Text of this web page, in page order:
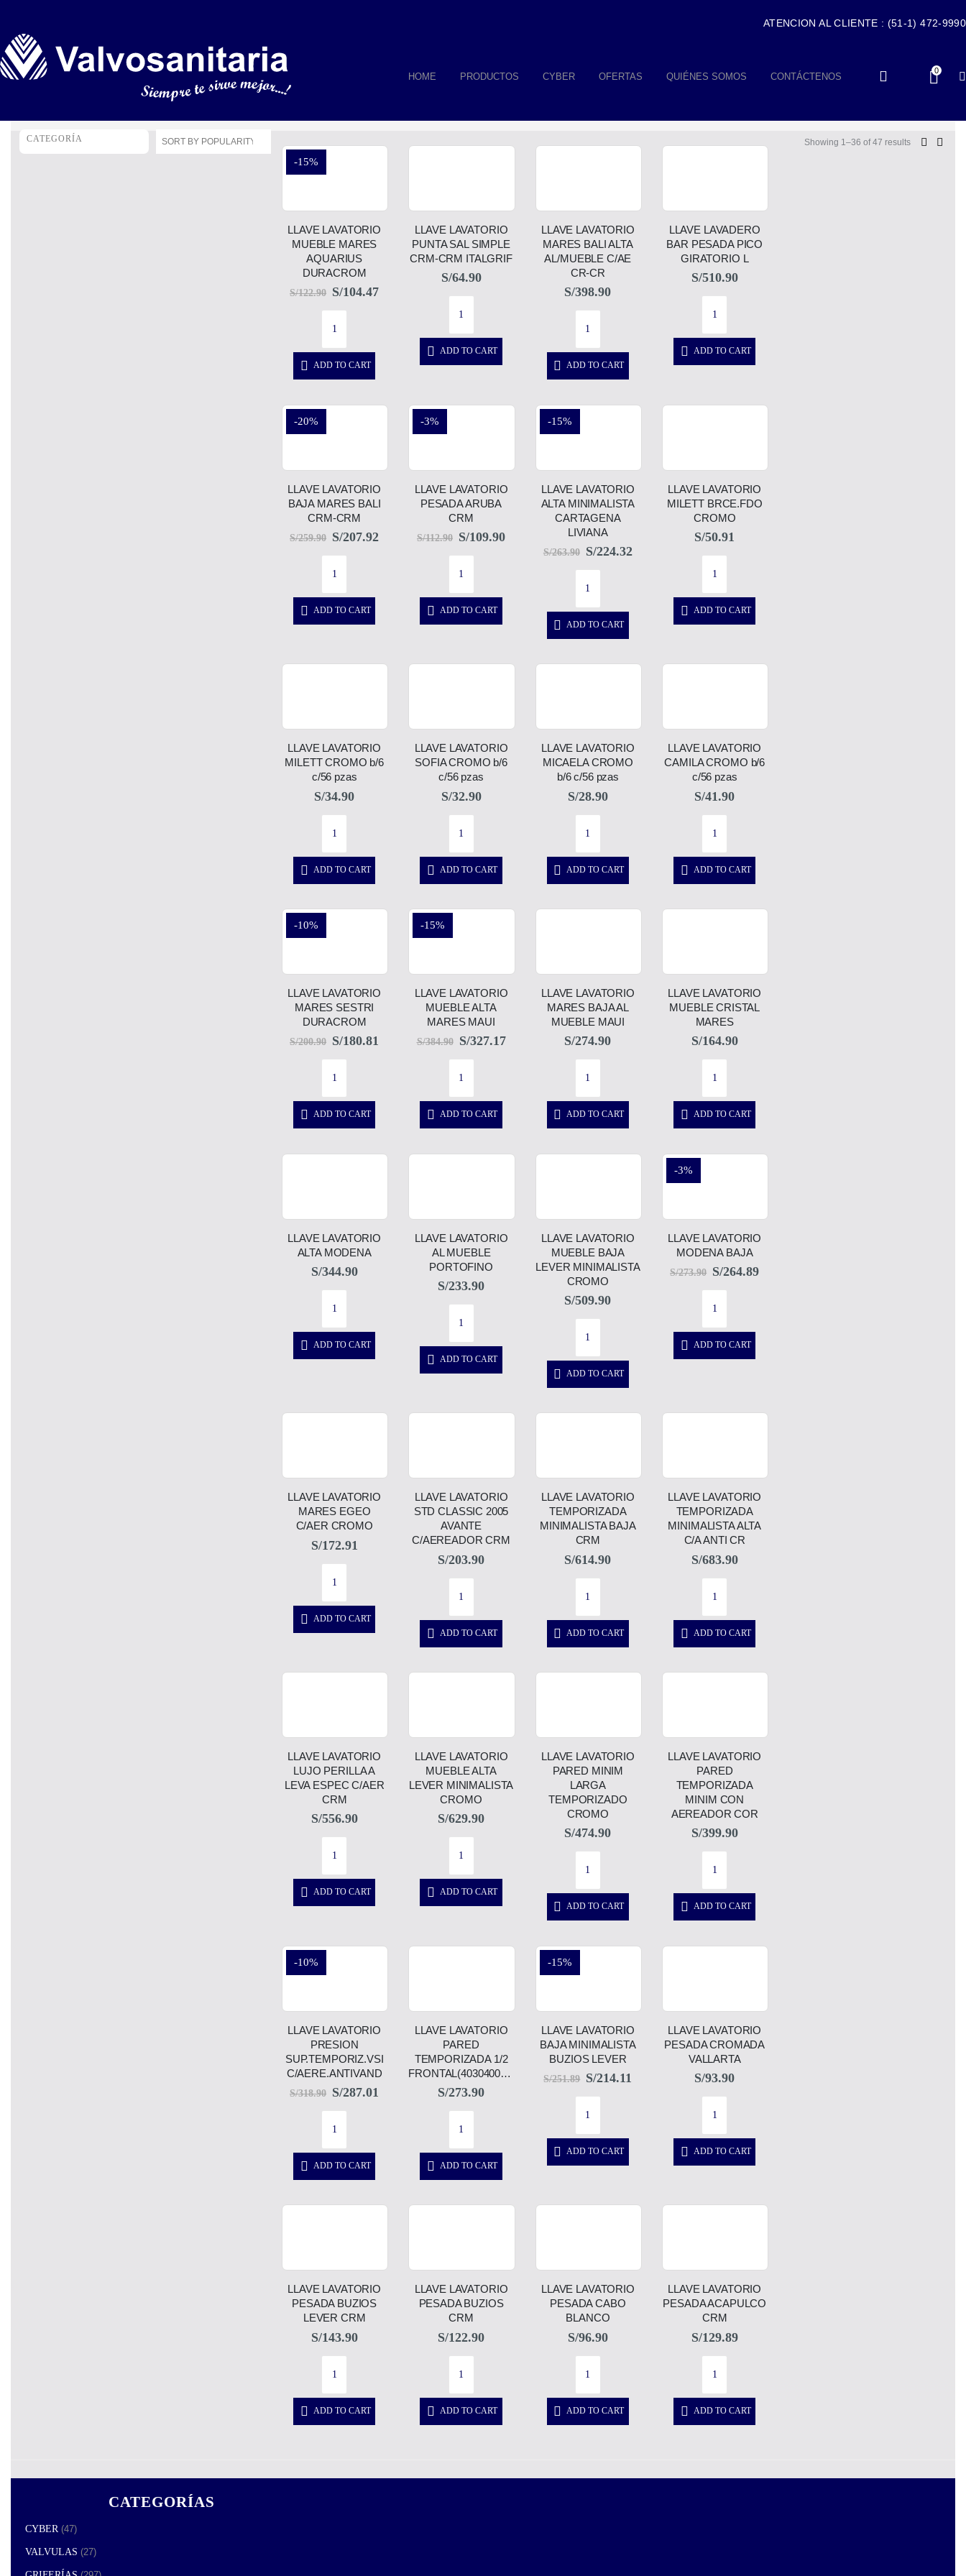
ATENCION AL CLIENTE : (51-1) 472-9990
HOME PRODUCTOS CYBER OFERTAS QUIÉNES SOMOS CONTÁCTENOS
0
CATEGORÍA Showing 1–36 of 47 results
-15%
LLAVE LAVATORIO
MUEBLE MARES
AQUARIUS
DURACROM
S/122.90 S/104.47
ADD TO CART
LLAVE LAVATORIO
PUNTA SAL SIMPLE
CRM-CRM ITALGRIF
S/64.90
ADD TO CART
LLAVE LAVATORIO
MARES BALI ALTA
AL/MUEBLE C/AE
CR-CR
S/398.90
ADD TO CART
LLAVE LAVADERO
BAR PESADA PICO
GIRATORIO L
S/510.90
ADD TO CART
-20%
LLAVE LAVATORIO
BAJA MARES BALI
CRM-CRM
S/259.90 S/207.92
ADD TO CART
-3%
LLAVE LAVATORIO
PESADA ARUBA
CRM
S/112.90 S/109.90
ADD TO CART
-15%
LLAVE LAVATORIO
ALTA MINIMALISTA
CARTAGENA
LIVIANA
S/263.90 S/224.32
ADD TO CART
LLAVE LAVATORIO
MILETT BRCE.FDO
CROMO
S/50.91
ADD TO CART
LLAVE LAVATORIO
MILETT CROMO b/6
c/56 pzas
S/34.90
ADD TO CART
LLAVE LAVATORIO
SOFIA CROMO b/6
c/56 pzas
S/32.90
ADD TO CART
LLAVE LAVATORIO
MICAELA CROMO
b/6 c/56 pzas
S/28.90
ADD TO CART
LLAVE LAVATORIO
CAMILA CROMO b/6
c/56 pzas
S/41.90
ADD TO CART
-10%
LLAVE LAVATORIO
MARES SESTRI
DURACROM
S/200.90 S/180.81
ADD TO CART
-15%
LLAVE LAVATORIO
MUEBLE ALTA
MARES MAUI
S/384.90 S/327.17
ADD TO CART
LLAVE LAVATORIO
MARES BAJA AL
MUEBLE MAUI
S/274.90
ADD TO CART
LLAVE LAVATORIO
MUEBLE CRISTAL
MARES
S/164.90
ADD TO CART
LLAVE LAVATORIO
ALTA MODENA
S/344.90
ADD TO CART
LLAVE LAVATORIO
AL MUEBLE
PORTOFINO
S/233.90
ADD TO CART
LLAVE LAVATORIO
MUEBLE BAJA
LEVER MINIMALISTA
CROMO
S/509.90
ADD TO CART
-3%
LLAVE LAVATORIO
MODENA BAJA
S/273.90 S/264.89
ADD TO CART
LLAVE LAVATORIO
MARES EGEO
C/AER CROMO
S/172.91
ADD TO CART
LLAVE LAVATORIO
STD CLASSIC 2005
AVANTE
C/AEREADOR CRM
S/203.90
ADD TO CART
LLAVE LAVATORIO
TEMPORIZADA
MINIMALISTA BAJA
CRM
S/614.90
ADD TO CART
LLAVE LAVATORIO
TEMPORIZADA
MINIMALISTA ALTA
C/A ANTI CR
S/683.90
ADD TO CART
LLAVE LAVATORIO
LUJO PERILLA A
LEVA ESPEC C/AER
CRM
S/556.90
ADD TO CART
LLAVE LAVATORIO
MUEBLE ALTA
LEVER MINIMALISTA
CROMO
S/629.90
ADD TO CART
LLAVE LAVATORIO
PARED MINIM
LARGA
TEMPORIZADO
CROMO
S/474.90
ADD TO CART
LLAVE LAVATORIO
PARED
TEMPORIZADA
MINIM CON
AEREADOR COR
S/399.90
ADD TO CART
-10%
LLAVE LAVATORIO
PRESION
SUP.TEMPORIZ.VSI
C/AERE.ANTIVAND
S/318.90 S/287.01
ADD TO CART
LLAVE LAVATORIO
PARED
TEMPORIZADA 1/2
FRONTAL(40304000)C
S/273.90
ADD TO CART
-15%
LLAVE LAVATORIO
BAJA MINIMALISTA
BUZIOS LEVER
S/251.89 S/214.11
ADD TO CART
LLAVE LAVATORIO
PESADA CROMADA
VALLARTA
S/93.90
ADD TO CART
LLAVE LAVATORIO
PESADA BUZIOS
LEVER CRM
S/143.90
ADD TO CART
LLAVE LAVATORIO
PESADA BUZIOS
CRM
S/122.90
ADD TO CART
LLAVE LAVATORIO
PESADA CABO
BLANCO
S/96.90
ADD TO CART
LLAVE LAVATORIO
PESADA ACAPULCO
CRM
S/129.89
ADD TO CART
CATEGORÍAS
CYBER (47)
VALVULAS (27)